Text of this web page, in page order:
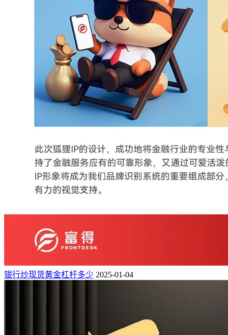
银行炒现货黄金杠杆多少 2025-01-04